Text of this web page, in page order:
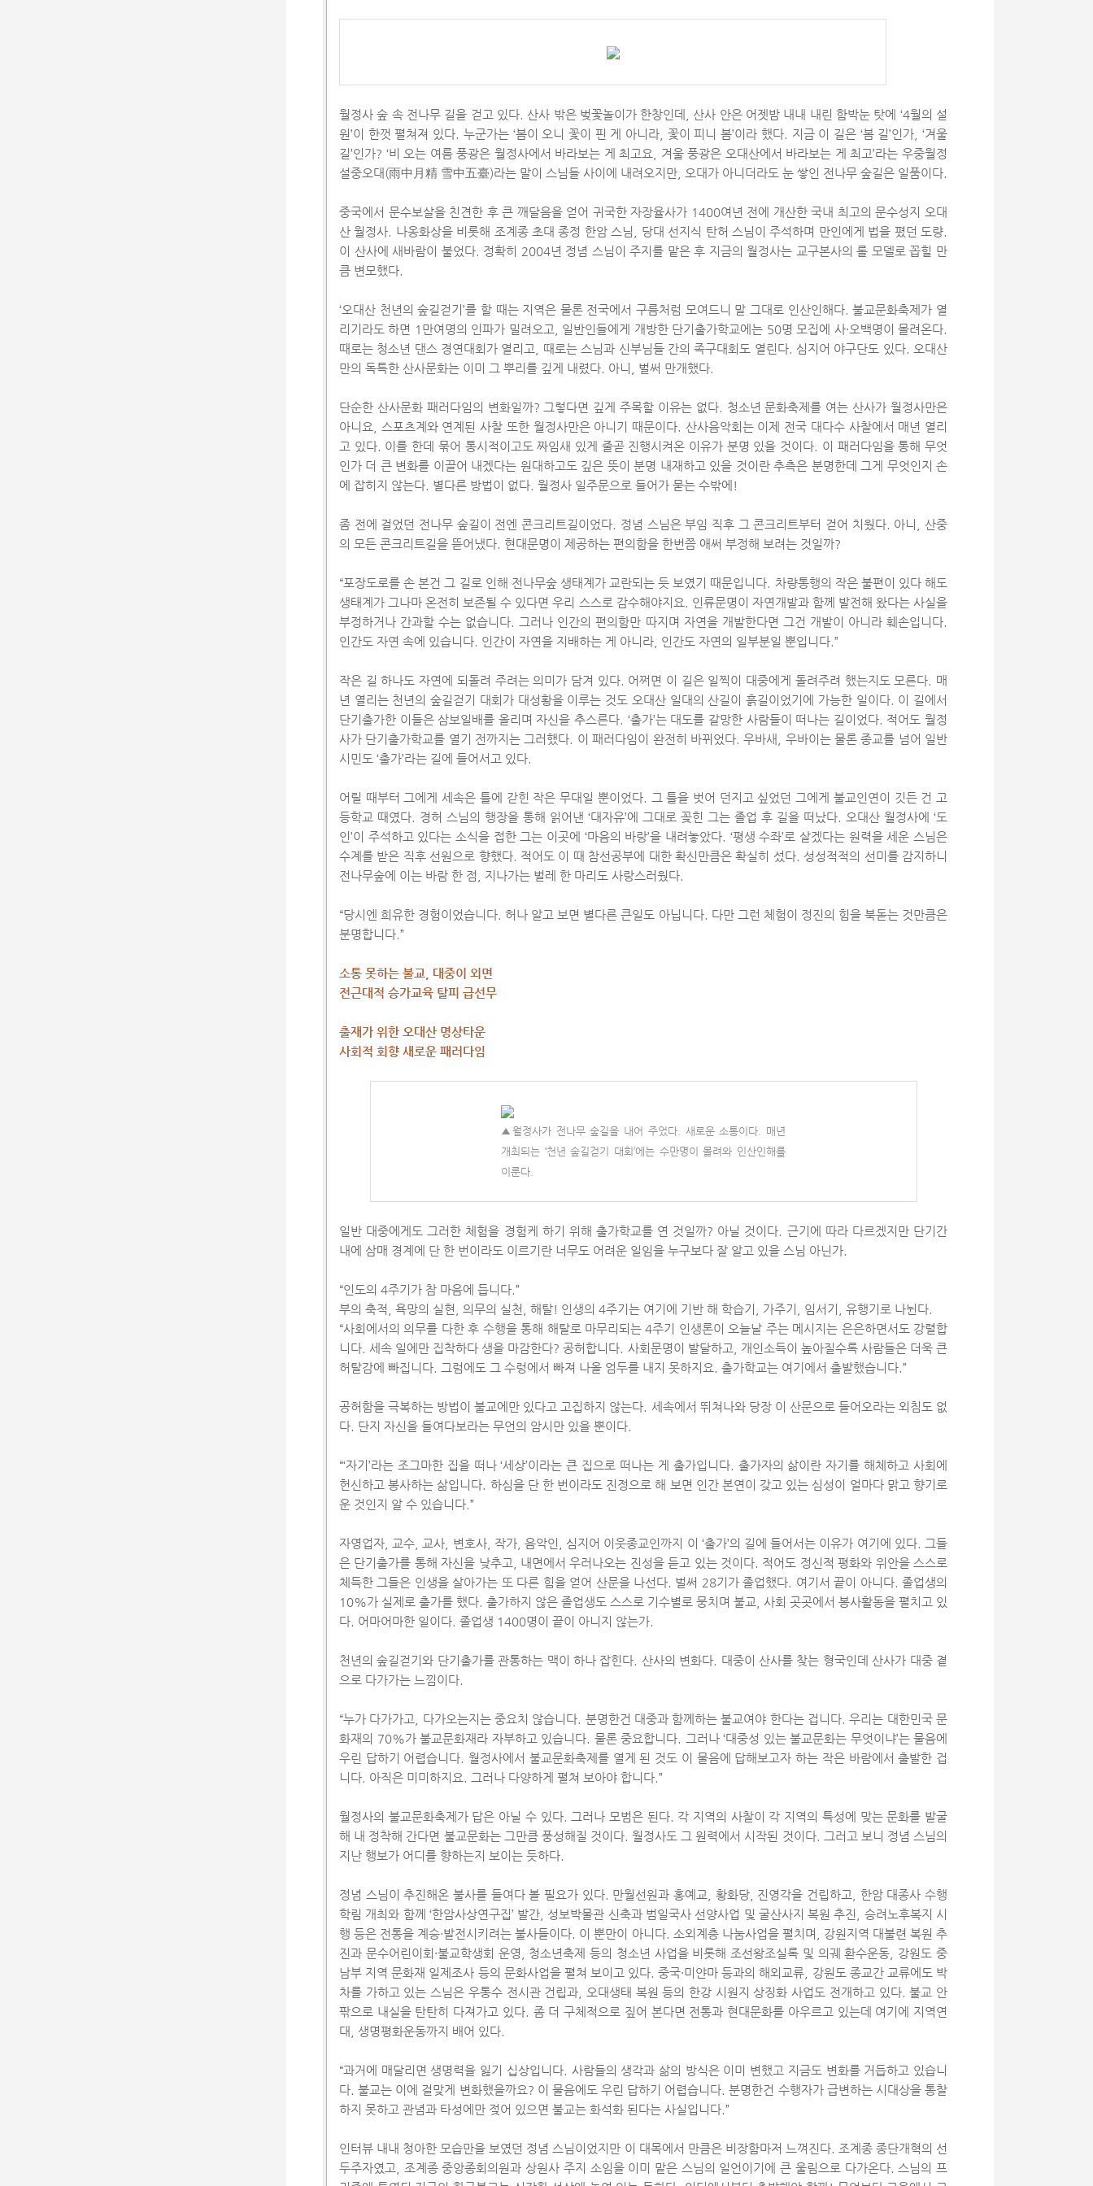
월정사 숲 속 전나무 길을 걷고 있다. 산사 밖은 벚꽃놀이가 한창인데, 산사 안은 어젯밤 내내 내린 함박눈 탓에 ‘4월의 설
원’이 한껏 펼쳐져 있다. 누군가는 ‘봄이 오니 꽃이 핀 게 아니라, 꽃이 피니 봄’이라 했다. 지금 이 길은 ‘봄 길’인가, ‘겨울
길’인가? ‘비 오는 여름 풍광은 월정사에서 바라보는 게 최고요, 겨울 풍광은 오대산에서 바라보는 게 최고’라는 우중월정
설중오대(雨中月精 雪中五臺)라는 말이 스님들 사이에 내려오지만, 오대가 아니더라도 눈 쌓인 전나무 숲길은 일품이다.
중국에서 문수보살을 친견한 후 큰 깨달음을 얻어 귀국한 자장율사가 1400여년 전에 개산한 국내 최고의 문수성지 오대
산 월정사. 나옹화상을 비롯해 조계종 초대 종정 한암 스님, 당대 선지식 탄허 스님이 주석하며 만인에게 법을 폈던 도량.
이 산사에 새바람이 불었다. 정확히 2004년 정념 스님이 주지를 맡은 후 지금의 월정사는 교구본사의 롤 모델로 꼽힐 만
큼 변모했다.
‘오대산 천년의 숲길걷기’를 할 때는 지역은 물론 전국에서 구름처럼 모여드니 말 그대로 인산인해다. 불교문화축제가 열
리기라도 하면 1만여명의 인파가 밀려오고, 일반인들에게 개방한 단기출가학교에는 50명 모집에 사·오백명이 몰려온다.
때로는 청소년 댄스 경연대회가 열리고, 때로는 스님과 신부님들 간의 족구대회도 열린다. 심지어 야구단도 있다. 오대산
만의 독특한 산사문화는 이미 그 뿌리를 깊게 내렸다. 아니, 벌써 만개했다.
단순한 산사문화 패러다임의 변화일까? 그렇다면 깊게 주목할 이유는 없다. 청소년 문화축제를 여는 산사가 월정사만은
아니요, 스포츠계와 연계된 사찰 또한 월정사만은 아니기 때문이다. 산사음악회는 이제 전국 대다수 사찰에서 매년 열리
고 있다. 이를 한데 묶어 통시적이고도 짜임새 있게 줄곧 진행시켜온 이유가 분명 있을 것이다. 이 패러다임을 통해 무엇
인가 더 큰 변화를 이끌어 내겠다는 원대하고도 깊은 뜻이 분명 내재하고 있을 것이란 추측은 분명한데 그게 무엇인지 손
에 잡히지 않는다. 별다른 방법이 없다. 월정사 일주문으로 들어가 묻는 수밖에!
좀 전에 걸었던 전나무 숲길이 전엔 콘크리트길이었다. 정념 스님은 부임 직후 그 콘크리트부터 걷어 치웠다. 아니, 산중
의 모든 콘크리트길을 뜯어냈다. 현대문명이 제공하는 편의함을 한번쯤 애써 부정해 보려는 것일까?
“포장도로를 손 본건 그 길로 인해 전나무숲 생태계가 교란되는 듯 보였기 때문입니다. 차량통행의 작은 불편이 있다 해도
생태계가 그나마 온전히 보존될 수 있다면 우리 스스로 감수해야지요. 인류문명이 자연개발과 함께 발전해 왔다는 사실을
부정하거나 간과할 수는 없습니다. 그러나 인간의 편의함만 따지며 자연을 개발한다면 그건 개발이 아니라 훼손입니다.
인간도 자연 속에 있습니다. 인간이 자연을 지배하는 게 아니라, 인간도 자연의 일부분일 뿐입니다.”
작은 길 하나도 자연에 되돌려 주려는 의미가 담겨 있다. 어쩌면 이 길은 일찍이 대중에게 돌려주려 했는지도 모른다. 매
년 열리는 천년의 숲길걷기 대회가 대성황을 이루는 것도 오대산 일대의 산길이 흙길이었기에 가능한 일이다. 이 길에서
단기출가한 이들은 삼보일배를 올리며 자신을 추스른다. ‘출가’는 대도를 갈망한 사람들이 떠나는 길이었다. 적어도 월정
사가 단기출가학교를 열기 전까지는 그러했다. 이 패러다임이 완전히 바뀌었다. 우바새, 우바이는 물론 종교를 넘어 일반
시민도 ‘출가’라는 길에 들어서고 있다.
어릴 때부터 그에게 세속은 틀에 갇힌 작은 무대일 뿐이었다. 그 틀을 벗어 던지고 싶었던 그에게 불교인연이 깃든 건 고
등학교 때였다. 경허 스님의 행장을 통해 읽어낸 ‘대자유’에 그대로 꽂힌 그는 졸업 후 길을 떠났다. 오대산 월정사에 ‘도
인’이 주석하고 있다는 소식을 접한 그는 이곳에 ‘마음의 바랑’을 내려놓았다. ‘평생 수좌’로 살겠다는 원력을 세운 스님은
수계를 받은 직후 선원으로 향했다. 적어도 이 때 참선공부에 대한 확신만큼은 확실히 섰다. 성성적적의 선미를 감지하니
전나무숲에 이는 바람 한 점, 지나가는 벌레 한 마리도 사랑스러웠다.
“당시엔 희유한 경험이었습니다. 허나 알고 보면 별다른 큰일도 아닙니다. 다만 그런 체험이 정진의 힘을 북돋는 것만큼은
분명합니다.”
소통 못하는 불교, 대중이 외면
전근대적 승가교육 탈피 급선무
출재가 위한 오대산 명상타운
사회적 회향 새로운 패러다임
▲월정사가 전나무 숲길을 내어 주었다. 새로운 소통이다. 매년
개최되는 ‘천년 숲길걷기 대회’에는 수만명이 몰려와 인산인해를
이룬다.
일반 대중에게도 그러한 체험을 경험케 하기 위해 출가학교를 연 것일까? 아닐 것이다. 근기에 따라 다르겠지만 단기간
내에 삼매 경계에 단 한 번이라도 이르기란 너무도 어려운 일임을 누구보다 잘 알고 있을 스님 아닌가.
“인도의 4주기가 참 마음에 듭니다.”
부의 축적, 욕망의 실현, 의무의 실천, 해탈! 인생의 4주기는 여기에 기반 해 학습기, 가주기, 임서기, 유행기로 나뉜다.
“사회에서의 의무를 다한 후 수행을 통해 해탈로 마무리되는 4주기 인생론이 오늘날 주는 메시지는 은은하면서도 강렬합
니다. 세속 일에만 집착하다 생을 마감한다? 공허합니다. 사회문명이 발달하고, 개인소득이 높아질수록 사람들은 더욱 큰
허탈감에 빠집니다. 그럼에도 그 수렁에서 빠져 나올 엄두를 내지 못하지요. 출가학교는 여기에서 출발했습니다.”
공허함을 극복하는 방법이 불교에만 있다고 고집하지 않는다. 세속에서 뛰쳐나와 당장 이 산문으로 들어오라는 외침도 없
다. 단지 자신을 들여다보라는 무언의 암시만 있을 뿐이다.
“‘자기’라는 조그마한 집을 떠나 ‘세상’이라는 큰 집으로 떠나는 게 출가입니다. 출가자의 삶이란 자기를 해체하고 사회에
헌신하고 봉사하는 삶입니다. 하심을 단 한 번이라도 진정으로 해 보면 인간 본연이 갖고 있는 심성이 얼마다 맑고 향기로
운 것인지 알 수 있습니다.”
자영업자, 교수, 교사, 변호사, 작가, 음악인, 심지어 이웃종교인까지 이 ‘출가’의 길에 들어서는 이유가 여기에 있다. 그들
은 단기출가를 통해 자신을 낮추고, 내면에서 우러나오는 진성을 듣고 있는 것이다. 적어도 정신적 평화와 위안을 스스로
체득한 그들은 인생을 살아가는 또 다른 힘을 얻어 산문을 나선다. 벌써 28기가 졸업했다. 여기서 끝이 아니다. 졸업생의
10%가 실제로 출가를 했다. 출가하지 않은 졸업생도 스스로 기수별로 뭉치며 불교, 사회 곳곳에서 봉사활동을 펼치고 있
다. 어마어마한 일이다. 졸업생 1400명이 끝이 아니지 않는가.
천년의 숲길걷기와 단기출가를 관통하는 맥이 하나 잡힌다. 산사의 변화다. 대중이 산사를 찾는 형국인데 산사가 대중 곁
으로 다가가는 느낌이다.
“누가 다가가고, 다가오는지는 중요치 않습니다. 분명한건 대중과 함께하는 불교여야 한다는 겁니다. 우리는 대한민국 문
화재의 70%가 불교문화재라 자부하고 있습니다. 물론 중요합니다. 그러나 ‘대중성 있는 불교문화는 무엇이냐’는 물음에
우린 답하기 어렵습니다. 월정사에서 불교문화축제를 열게 된 것도 이 물음에 답해보고자 하는 작은 바람에서 출발한 겁
니다. 아직은 미미하지요. 그러나 다양하게 펼쳐 보아야 합니다.”
월정사의 불교문화축제가 답은 아닐 수 있다. 그러나 모범은 된다. 각 지역의 사찰이 각 지역의 특성에 맞는 문화를 발굴
해 내 정착해 간다면 불교문화는 그만큼 풍성해질 것이다. 월정사도 그 원력에서 시작된 것이다. 그러고 보니 정념 스님의
지난 행보가 어디를 향하는지 보이는 듯하다.
정념 스님이 추진해온 불사를 들여다 볼 필요가 있다. 만월선원과 홍예교, 황화당, 진영각을 건립하고, 한암 대종사 수행
학림 개최와 함께 ‘한암사상연구집’ 발간, 성보박물관 신축과 범일국사 선양사업 및 굴산사지 복원 추진, 승려노후복지 시
행 등은 전통을 계승·발전시키려는 불사들이다. 이 뿐만이 아니다. 소외계층 나눔사업을 펼치며, 강원지역 대불련 복원 추
진과 문수어린이회·불교학생회 운영, 청소년축제 등의 청소년 사업을 비롯해 조선왕조실록 및 의궤 환수운동, 강원도 중
남부 지역 문화재 일제조사 등의 문화사업을 펼쳐 보이고 있다. 중국·미얀마 등과의 해외교류, 강원도 종교간 교류에도 박
차를 가하고 있는 스님은 우통수 전시관 건립과, 오대생태 복원 등의 한강 시원지 상징화 사업도 전개하고 있다. 불교 안
팎으로 내실을 탄탄히 다져가고 있다. 좀 더 구체적으로 짚어 본다면 전통과 현대문화를 아우르고 있는데 여기에 지역연
대, 생명평화운동까지 배어 있다.
“과거에 매달리면 생명력을 잃기 십상입니다. 사람들의 생각과 삶의 방식은 이미 변했고 지금도 변화를 거듭하고 있습니
다. 불교는 이에 걸맞게 변화했을까요? 이 물음에도 우린 답하기 어렵습니다. 분명한건 수행자가 급변하는 시대상을 통찰
하지 못하고 관념과 타성에만 젖어 있으면 불교는 화석화 된다는 사실입니다.”
인터뷰 내내 청아한 모습만을 보였던 정념 스님이었지만 이 대목에서 만큼은 비장함마저 느껴진다. 조계종 종단개혁의 선
두주자였고, 조계종 중앙종회의원과 상원사 주지 소임을 이미 맡은 스님의 일언이기에 큰 울림으로 다가온다. 스님의 프